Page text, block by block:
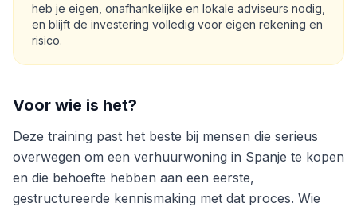
heb je eigen, onafhankelijke en lokale adviseurs nodig,
en blijft de investering volledig voor eigen rekening en
risico.
Voor wie is het?
Deze training past het beste bij mensen die serieus
overwegen om een verhuurwoning in Spanje te kopen
en die behoefte hebben aan een eerste,
gestructureerde kennismaking met dat proces. Wie